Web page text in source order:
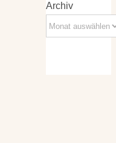
Archiv